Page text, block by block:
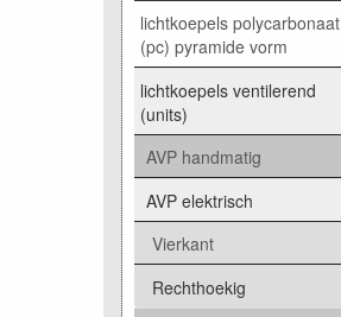
lichtkoepels polycarbonaat
(pc) pyramide vorm
lichtkoepels ventilerend
(units)
AVP handmatig
AVP elektrisch
Vierkant
Rechthoekig